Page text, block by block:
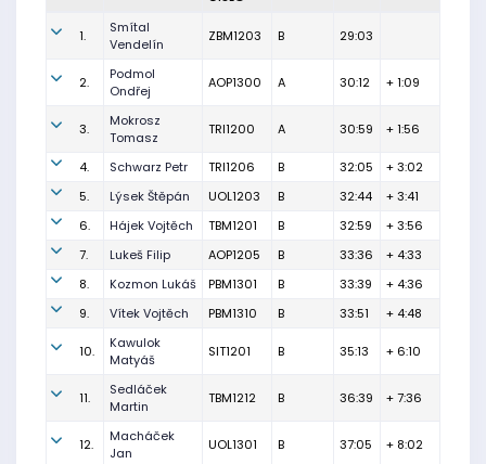
1.
Smítal
Vendelín
ZBM1203 B 29:03
2.
Podmol
Ondřej
AOP1300 A 30:12 + 1:09
3.
Mokrosz
Tomasz
TRI1200 A 30:59 + 1:56
4. Schwarz Petr TRI1206 B 32:05
+ 3:02
5.
Lýsek Štěpán UOL1203 B 32:44
+ 3:41
6.
Hájek Vojtěch TBM1201 B 32:59
+ 3:56
7.
Lukeš Filip AOP1205 B 33:36
+ 4:33
8.
Kozmon Lukáš PBM1301 B 33:39
+ 4:36
9.
Vítek Vojtěch PBM1310 B 33:51 + 4:48
10.
Kawulok
Matyáš
SIT1201 B 35:13 + 6:10
11.
Sedláček
Martin
TBM1212 B 36:39 + 7:36
12.
Macháček
Jan
UOL1301 B 37:05 + 8:02